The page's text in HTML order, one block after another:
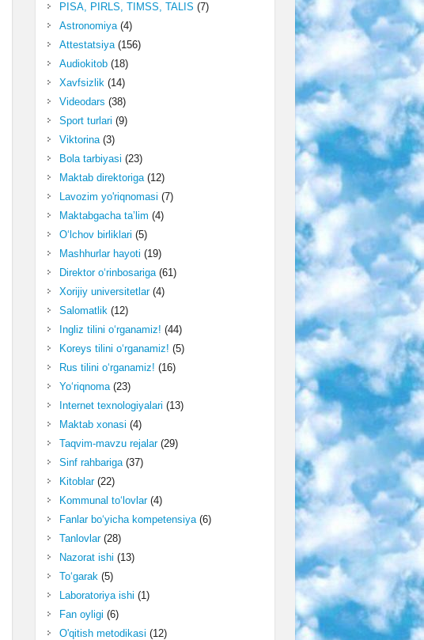
PISA, PIRLS, TIMSS, TALIS (7)
Astronomiya(4)
Attestatsiya(156)
Audiokitob(18)
Xavfsizlik(14)
Videodars (38)
Sport turlari (9)
Viktorina(3)
Bola tarbiyasi (23)
Maktab direktoriga(12)
Lavozim yo'riqnomasi (7)
Maktabgacha ta’lim (4)
O‘lchov birliklari (5)
Mashhurlar hayoti (19)
Direktor o‘rinbosariga(61)
Xorijiy universitetlar(4)
Salomatlik(12)
Ingliz tilini o‘rganamiz! (44)
Koreys tilini o‘rganamiz! (5)
Rus tilini o‘rganamiz! (16)
Yo‘riqnoma(23)
Internet texnologiyalari (13)
Maktab xonasi (4)
Taqvim-mavzu rejalar(29)
Sinf rahbariga(37)
Kitoblar(22)
Kommunal to‘lovlar(4)
Fanlar bo‘yicha kompetensiya(6)
Tanlovlar(28)
Nazorat ishi (13)
To‘garak(5)
Laboratoriya ishi (1)
Fan oyligi (6)
O'qitish metodikasi (12)